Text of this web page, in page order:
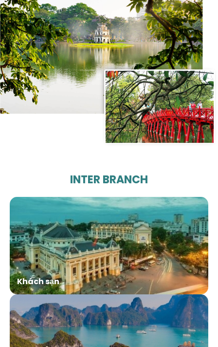
INTER BRANCH
Khách sạn